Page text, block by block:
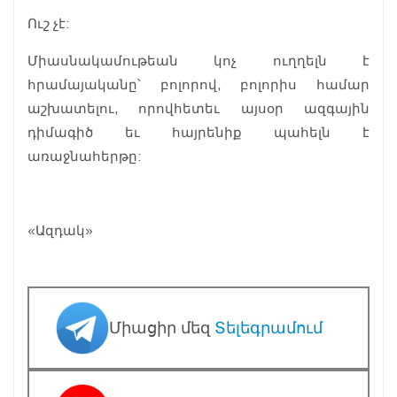
Ուշ չէ:
Միասնակամութեան կոչ ուղղելն է
հրամայականը՝ բոլորով, բոլորիս համար
աշխատելու, որովհետեւ այսօր ազգային
դիմագիծ եւ հայրենիք պահելն է
առաջնահերթը:
«Ազդակ»
Միացիր մեզ Տելեգրամում